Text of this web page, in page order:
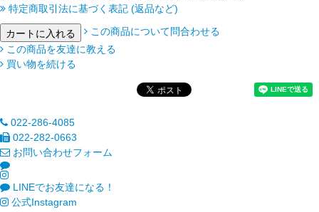
特定商取引法に基づく表記 (返品など)
この商品について問合わせる
この商品を友達に教える
買い物を続ける
022-286-4085
022-282-0663
お問い合わせフォーム
LINEでお友達になる！
公式Instagram